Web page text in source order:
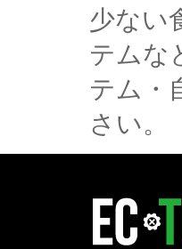
少ない
テムな
テム・
さい。